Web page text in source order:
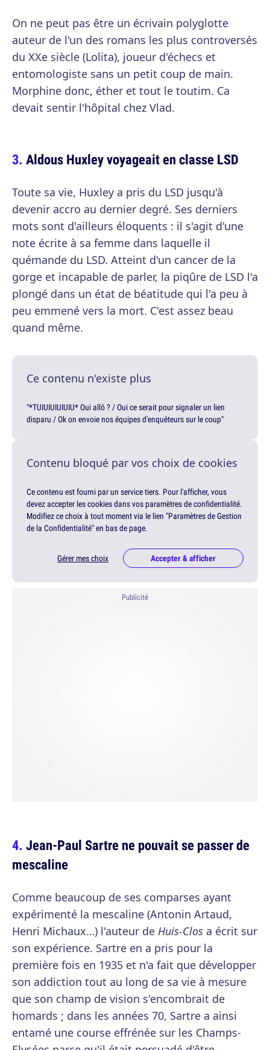
On ne peut pas être un écrivain polyglotte
auteur de l'un des romans les plus controversés
du XXe siècle (Lolita), joueur d'échecs et
entomologiste sans un petit coup de main.
Morphine donc, éther et tout le toutim. Ca
devait sentir l'hôpital chez Vlad.
Aldous Huxley voyageait en classe LSD
Toute sa vie, Huxley a pris du LSD jusqu'à
devenir accro au dernier degré. Ses derniers
mots sont d'ailleurs éloquents : il s'agit d'une
note écrite à sa femme dans laquelle il
quémande du LSD. Atteint d'un cancer de la
gorge et incapable de parler, la piqûre de LSD l'a
plongé dans un état de béatitude qui l'a peu à
peu emmené vers la mort. C'est assez beau
quand même.
Ce contenu n'existe plus
"*TUIUIUIUIUIU* Oui allô ? / Oui ce serait pour signaler un lien
disparu / Ok on envoie nos équipes d'enquêteurs sur le coup"
Contenu bloqué par vos choix de cookies
Ce contenu est fourni par un service tiers. Pour l'afficher, vous
devez accepter les cookies dans vos paramètres de confidentialité.
Modifiez ce choix à tout moment via le lien "Paramètres de Gestion
de la Confidentialité" en bas de page.
Gérer mes choix Accepter & afficher
Publicité
Jean-Paul Sartre ne pouvait se passer de
mescaline
Comme beaucoup de ses comparses ayant
expérimenté la mescaline (Antonin Artaud,
Henri Michaux…) l'auteur de Huis-Clos a écrit sur
son expérience. Sartre en a pris pour la
première fois en 1935 et n'a fait que développer
son addiction tout au long de sa vie à mesure
que son champ de vision s'encombrait de
homards ; dans les années 70, Sartre a ainsi
entamé une course effrénée sur les Champs-